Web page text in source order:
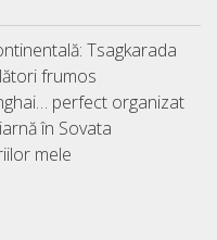
Tsagkarada
frumos
perfect organizat
în Sovata
mele